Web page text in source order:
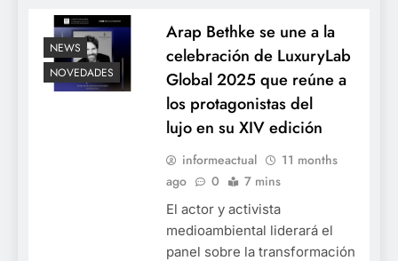
NEWS
NOVEDADES
Arap Bethke se une a la
celebración de LuxuryLab
Global 2025 que reúne a
los protagonistas del
lujo en su XIV edición
informeactual
11 months
ago
0 7 mins
El actor y activista
medioambiental liderará el
panel sobre la transformación